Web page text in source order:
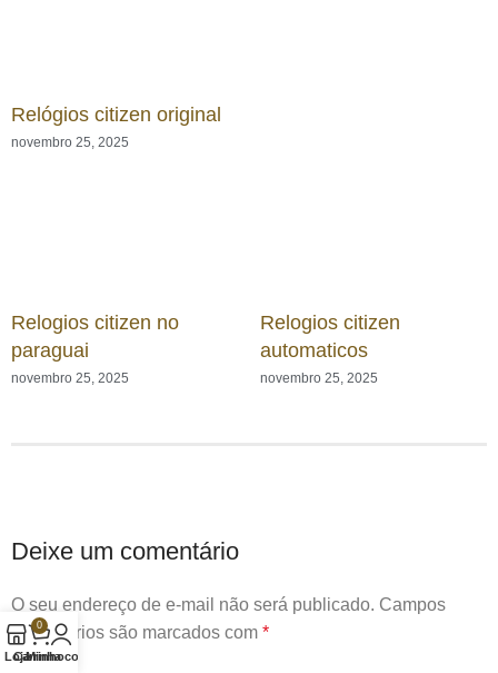
Relógios citizen original
novembro 25, 2025
Relogios citizen no
paraguai
novembro 25, 2025
Relogios citizen
automaticos
novembro 25, 2025
Deixe um comentário
O seu endereço de e-mail não será publicado. Campos
obrigatórios são marcados com *
Loja
0
Carrinho
Minha conta